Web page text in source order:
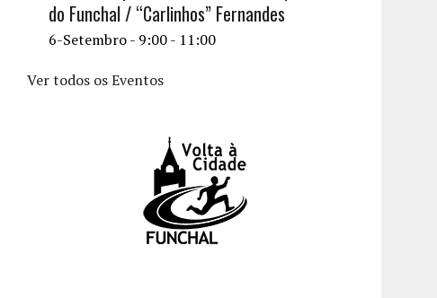
do Funchal / “Carlinhos” Fernandes
6-Setembro - 9:00- 11:00
Ver todos os Eventos